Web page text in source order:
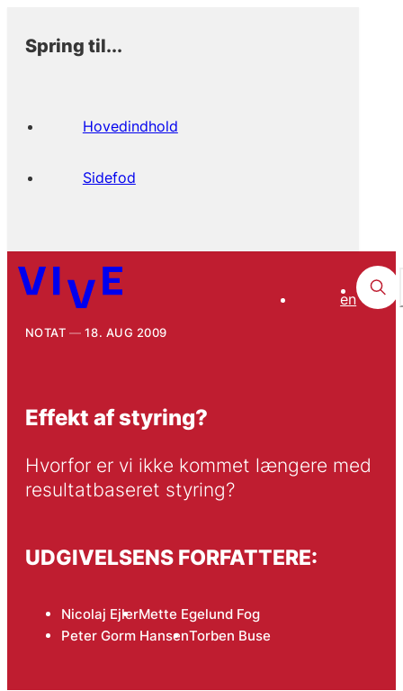
Spring til...
Hovedindhold
Sidefod
en
NOTAT 18. AUG 2009
Effekt af styring?
Hvorfor er vi ikke kommet længere med
resultatbaseret styring?
UDGIVELSENS FORFATTERE:
Nicolaj EjlerMette Egelund Fog
Peter Gorm HansenTorben Buse